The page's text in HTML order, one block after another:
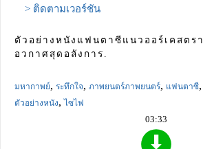
> ติดตามเวอร์ชัน
ตัวอย่างหนังแฟนตาซีแนวออร์เคสตรา
อวกาศสุดอลังการ.
มหากาพย์, ระทึกใจ, ภาพยนตร์ภาพยนตร์, แฟนตาซี,
ตัวอย่างหนัง,ไซไฟ
03:33